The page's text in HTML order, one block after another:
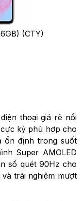
(CTY)
thoại giá rẻ nổi
kỳ phù hợp cho
ổn định trong suốt
Super AMOLED
số quét 90Hz cho
trải nghiệm mượt